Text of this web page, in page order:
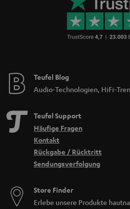
Teufel Blog
Audio-Technologien, HiFi-
Teufel Support
Häufige Fragen
Kontakt
Rückgabe / Rücktritt
Sendungsverfolgung
Store Finder
Erlebe unsere Produkte